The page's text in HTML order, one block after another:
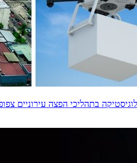
בתהליכי הפצה עירוניים